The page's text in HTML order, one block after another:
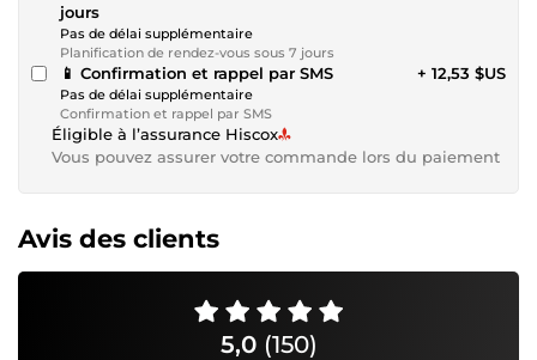
jours
Pas de délai supplémentaire
Planification de rendez-vous sous 7 jours
📱 Confirmation et rappel par SMS
Pas de délai supplémentaire
Confirmation et rappel par SMS
+ 12,53 $US
Éligible à l’assurance Hiscox
Vous pouvez assurer votre commande lors du paiement
Avis des clients
5,0 (150)